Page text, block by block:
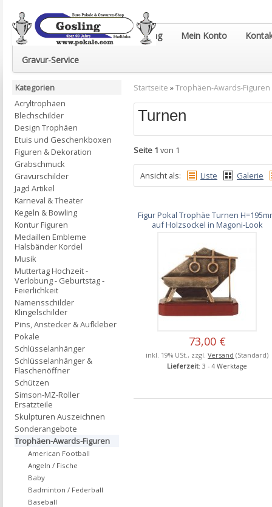
Euro-Pokale & Gravur-Shop Gosling Mein Konto
Gravur-Service
Startseite »Trophäen-Awards-Figuren
Turnen
Seite 1 von 1
Ansicht als: Liste Galerie
Figur Pokal Trophäe Turnen
auf Holzsockel in Magoni-Look
73,00 €
inkl. 19% USt., zzgl.Versand (Standard)
Lieferzeit: 3 - 4 Werktage
Kategorien
Acryltrophäen
Blechschilder
Design Trophäen
Etuis und Geschenkboxen
Figuren & Dekoration
Grabschmuck
Gravurschilder
Jagd Artikel
Karneval & Theater
Kegeln & Bowling
Kontur Figuren
Medaillen Embleme
Halsbänder Kordel
Musik
Muttertag Hochzeit -
Verlobung - Geburtstag -
Feierlichkeit
Namensschilder
Klingelschilder
Pins, Anstecker & Aufkleber
Pokale
Schlüsselanhänger
Schlüsselanhänger &
Flaschenöffner
Schützen
Simson-MZ-Roller
Ersatzteile
Skulpturen Auszeichnen
Sonderangebote
Trophäen-Awards-Figuren
American Football
Angeln / Fische
Baby
Badminton / Federball
Baseball